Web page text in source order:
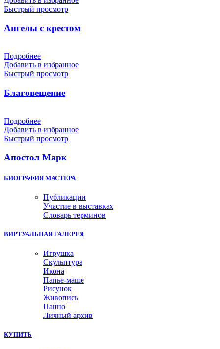
Быстрый просмотр
Ангелы с крестом
Подробнее
Добавить в избранное
Быстрый просмотр
Благовещение
Подробнее
Добавить в избранное
Быстрый просмотр
Апостол Марк
БИОГРАФИЯ МАСТЕРА
Публикации
Участие в выставках
Словарь терминов
ВИРТУАЛЬНАЯ ГАЛЕРЕЯ
Игрушка
Скульптура
Икона
Папье-маше
Рисунок
Живопись
Панно
Личный архив
КУПИТЬ